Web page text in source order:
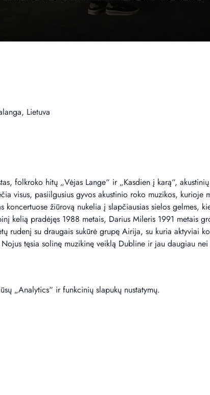
Lietuva
folkroko hitų „Vėjas Lange“ ir „Kasdien į karą“,
visus, pasiilgusius gyvos akustinio roko muzikos, kurioje
koncertuose žiūrovą nukelia į slapčiausias sielos gelmes,
kelią pradėjęs 1988 metais, Darius Mileris 1991 metais
rudenį su draugais sukūrė grupę Airija, su kuria aktyviai
tęsia solinę muzikinę veiklą Dubline ir jau daugiau nei
„Analytics“ ir funkcinių slapukų nustatymų.